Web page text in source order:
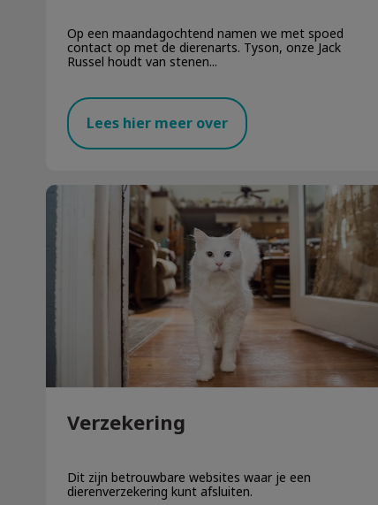
Op een maandagochtend namen we met spoed
contact op met de dierenarts. Tyson, onze Jack
Russel houdt van stenen...
Lees hier meer over
Verzekering
Verzekering
Dit zijn betrouwbare websites waar je een
dierenverzekering kunt afsluiten.